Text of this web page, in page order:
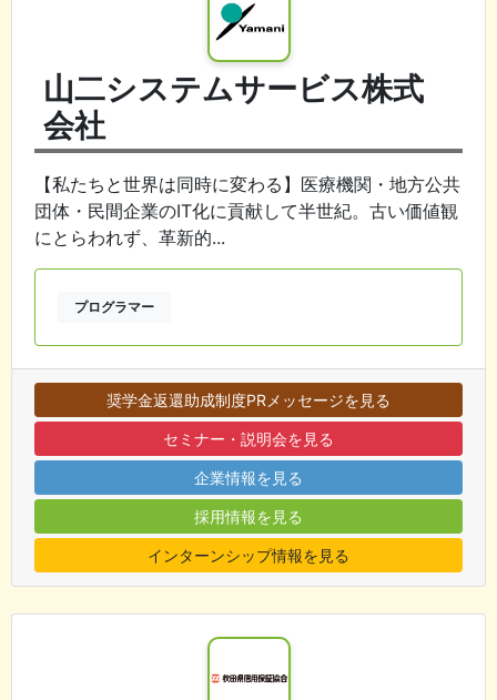
山二システムサービス株式
会社
【私たちと世界は同時に変わる】医療機関・地方公共
団体・民間企業のIT化に貢献して半世紀。古い価値観
にとらわれず、革新的...
プログラマー
奨学金返還助成制度PRメッセージを見る
セミナー・説明会を見る
企業情報を見る
採用情報を見る
インターンシップ情報を見る